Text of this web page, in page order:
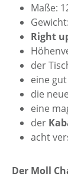
Maße:
Right
der
eine
die neue
eine
der
acht
Der Moll